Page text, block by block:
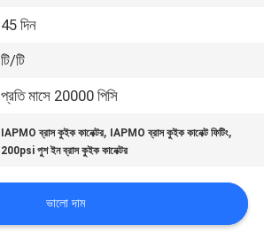
45 দিন
টি/টি
প্রতি মাসে 20000 পিসি
IAPMO ব্রাস কুইক কানেক্টর, IAPMO ব্রাস কুইক কানেক্ট ফিটিং,
200psi পুশ ইন ব্রাস কুইক কানেক্টর
ভালো দাম